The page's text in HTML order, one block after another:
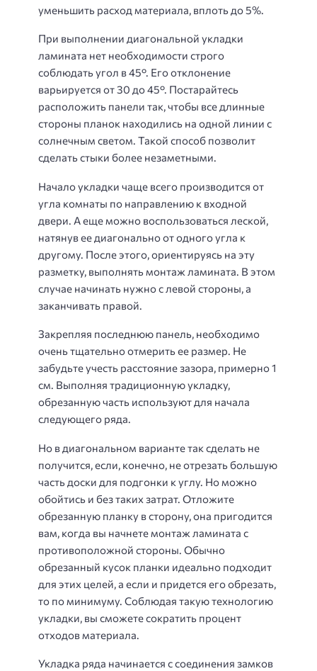
уменьшить расход материала, вплоть до 5%.
При выполнении диагональной укладки
ламината нет необходимости строго
соблюдать угол в 45°. Его отклонение
варьируется от 30 до 45°. Постарайтесь
расположить панели так, чтобы все длинные
стороны планок находились на одной линии с
солнечным светом. Такой способ позволит
сделать стыки более незаметными.
Начало укладки чаще всего производится от
угла комнаты по направлению к входной
двери. А еще можно воспользоваться леской,
натянув ее диагонально от одного угла к
другому. После этого, ориентируясь на эту
разметку, выполнять монтаж ламината. В этом
случае начинать нужно с левой стороны, а
заканчивать правой.
Закрепляя последнюю панель, необходимо
очень тщательно отмерить ее размер. Не
забудьте учесть расстояние зазора, примерно 1
см. Выполняя традиционную укладку,
обрезанную часть используют для начала
следующего ряда.
Но в диагональном варианте так сделать не
получится, если, конечно, не отрезать большую
часть доски для подгонки к углу. Но можно
обойтись и без таких затрат. Отложите
обрезанную планку в сторону, она пригодится
вам, когда вы начнете монтаж ламината с
противоположной стороны. Обычно
обрезанный кусок планки идеально подходит
для этих целей, а если и придется его обрезать,
то по минимуму. Соблюдая такую технологию
укладки, вы сможете сократить процент
отходов материала.
Укладка ряда начинается с соединения замков